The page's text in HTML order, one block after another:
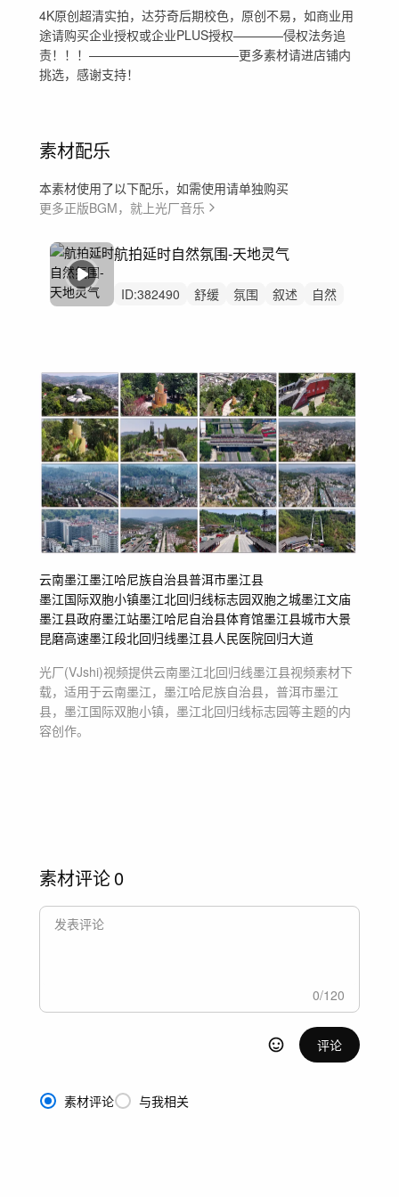
4K原创超清实拍，达芬奇后期校色，原创不易，如商业用
途请购买企业授权或企业PLUS授权————侵权法务追
责！！！————————————更多素材请进店铺内
挑选，感谢支持！
素材配乐
本素材使用了以下配乐，如需使用请单独购买
更多正版BGM，就上光厂音乐
航拍延时自然氛围-天地灵气
ID:382490 舒缓 氛围 叙述
自然
云南墨江墨江哈尼族自治县普洱市墨江县
墨江国际双胞小镇墨江北回归线标志园双胞之城墨江文庙
墨江县政府墨江站墨江哈尼自治县体育馆墨江县城市大景
昆磨高速墨江段北回归线墨江县人民医院回归大道
光厂(VJshi)视频提供云南墨江北回归线墨江县视频素材下
载，适用于云南墨江，墨江哈尼族自治县，普洱市墨江
县，墨江国际双胞小镇，墨江北回归线标志园等主题的内
容创作。
素材评论0
0/120
评论
素材评论 与我相关